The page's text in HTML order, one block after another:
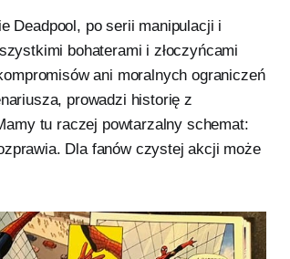
Deadpool, po serii manipulacji i
bohaterami i złoczyńcami
ani moralnych ograniczeń
prowadzi historię z
tu raczej powtarzalny schemat:
Dla fanów czystej akcji może